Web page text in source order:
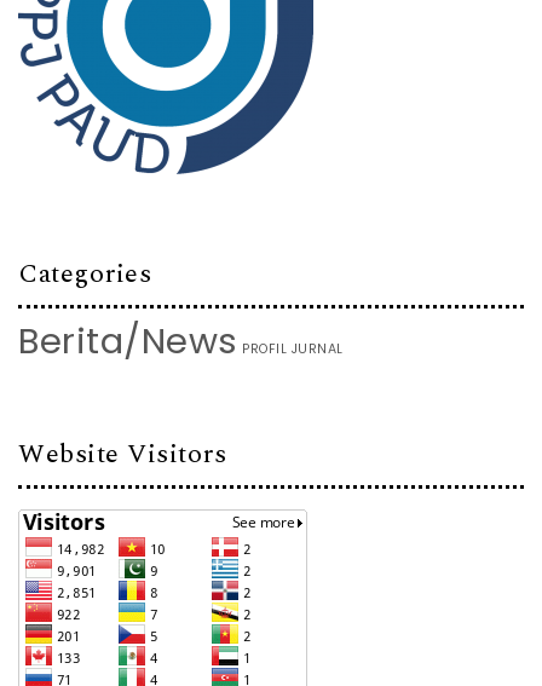
Categories
Berita/News PROFIL JURNAL
Website Visitors